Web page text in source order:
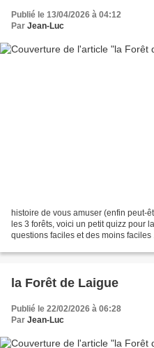
Publié le 13/04/2026 à 04:12
Par Jean-Luc
histoire de vous amuser (enfin peut-
les 3 forêts, voici un petit quizz pour
questions faciles et des moins
la Forêt de Laigue
Publié le 22/02/2026 à 06:28
Par Jean-Luc